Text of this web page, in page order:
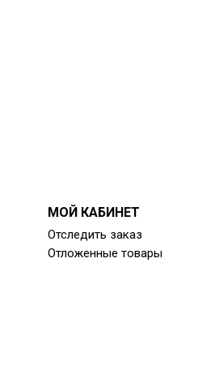
МОЙ КАБИНЕТ
Отследить заказ
Отложенные товары